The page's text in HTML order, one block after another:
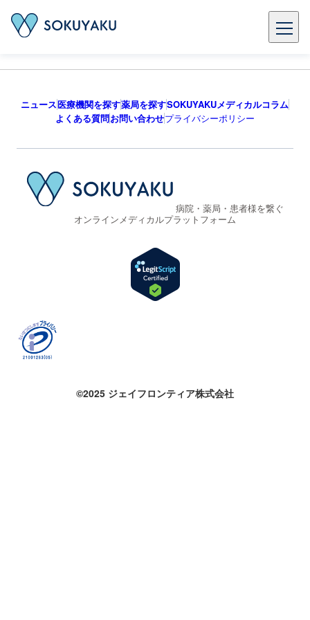
ニュース医療機関を探す薬局を探すSOKUYAKUメディカルコラム
よくある質問お問い合わせプライバシーポリシー
病院・薬局・患者様を繋ぐ
オンラインメディカルプラットフォーム
©2025 ジェイフロンティア株式会社